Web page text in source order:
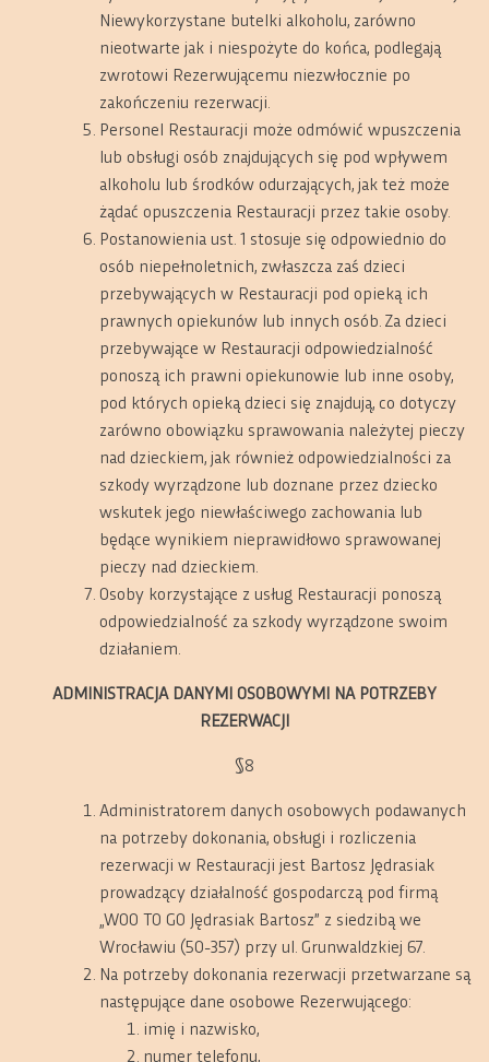
Niewykorzystane butelki alkoholu, zarówno
nieotwarte jak i niespożyte do końca, podlegają
zwrotowi Rezerwującemu niezwłocznie po
zakończeniu rezerwacji.
Personel Restauracji może odmówić wpuszczenia
lub obsługi osób znajdujących się pod wpływem
alkoholu lub środków odurzających, jak też może
żądać opuszczenia Restauracji przez takie osoby.
Postanowienia ust. 1 stosuje się odpowiednio do
osób niepełnoletnich, zwłaszcza zaś dzieci
przebywających w Restauracji pod opieką ich
prawnych opiekunów lub innych osób. Za dzieci
przebywające w Restauracji odpowiedzialność
ponoszą ich prawni opiekunowie lub inne osoby,
pod których opieką dzieci się znajdują, co dotyczy
zarówno obowiązku sprawowania należytej pieczy
nad dzieckiem, jak również odpowiedzialności za
szkody wyrządzone lub doznane przez dziecko
wskutek jego niewłaściwego zachowania lub
będące wynikiem nieprawidłowo sprawowanej
pieczy nad dzieckiem.
Osoby korzystające z usług Restauracji ponoszą
odpowiedzialność za szkody wyrządzone swoim
działaniem.
ADMINISTRACJA DANYMI OSOBOWYMI NA POTRZEBY
REZERWACJI
§8
Administratorem danych osobowych podawanych
na potrzeby dokonania, obsługi i rozliczenia
rezerwacji w Restauracji jest Bartosz Jędrasiak
prowadzący działalność gospodarczą pod firmą
„WOO TO GO Jędrasiak Bartosz” z siedzibą we
Wrocławiu (50-357) przy ul. Grunwaldzkiej 67.
Na potrzeby dokonania rezerwacji przetwarzane są
następujące dane osobowe Rezerwującego:
imię i nazwisko,
numer telefonu,